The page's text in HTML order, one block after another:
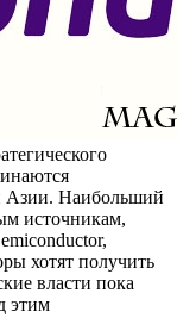
Азии. Наибольший
источникам,
хотят получить
власти пока
этим